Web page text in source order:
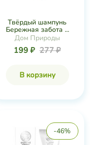
Твёрдый шампунь
Бережная забота ...
Дом Природы
199 ₽ 277 ₽
В корзину
-46%